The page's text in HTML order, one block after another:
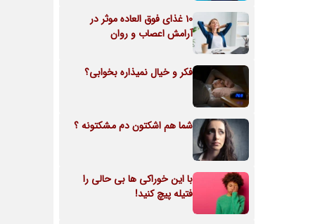
10 غذای فوق العاده موثر در
آرامش اعصاب و روان
فکر و خیال نمیذاره بخوابی؟
شما هم اشکتون دم مشکتونه ؟
با این خوراکی ها بی حالی را
فتیله پیچ کنید!